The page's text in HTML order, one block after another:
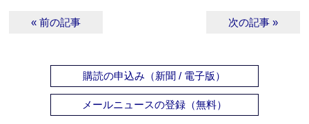
« 前の記事 次の記事 »
購読の申込み（新聞 / 電子版）
メールニュースの登録（無料）